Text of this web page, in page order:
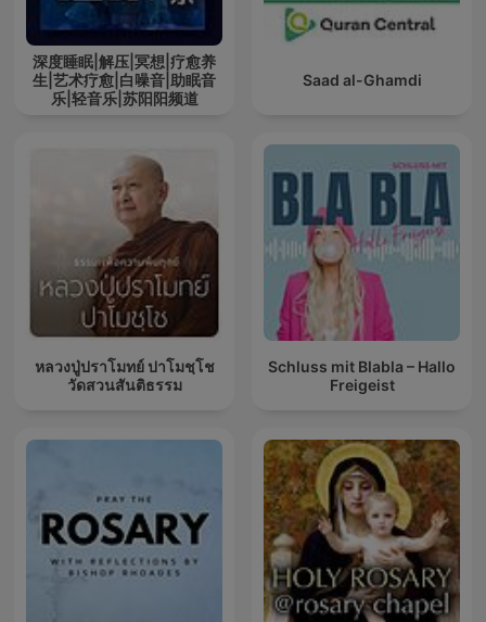
深度睡眠|解压|冥想|疗愈养
生|艺术疗愈|白噪音|助眠音
乐|轻音乐|苏阳阳频道
Saad al-Ghamdi
หลวงปู่ปราโมทย์ ปาโมชฺโช
วัดสวนสันติธรรม
Schluss mit Blabla – Hallo
Freigeist